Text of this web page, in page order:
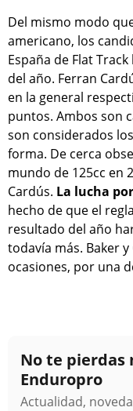
Del mismo modo
americano, los
España de Flat
del año. Ferran
en la general
puntos. Ambos son
son considerados
forma. De cerca
mundo de 125cc en
Cardús. La lucha
hecho de que el
resultado del año
todavía más. Baker
ocasiones, por una
No te pierdas
Enduropro
Actualidad,